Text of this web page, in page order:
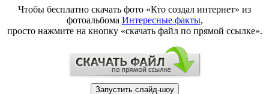
Чтобы бесплатно скачать фото «Кто создал интернет» из
фотоальбома Интересные факты,
просто нажмите на кнопку «скачать файл по прямой ссылке».